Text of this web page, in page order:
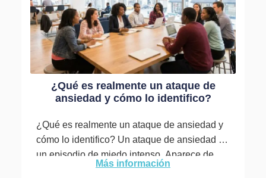
¿Qué es realmente un ataque de
ansiedad y cómo lo identifico?
¿Qué es realmente un ataque de ansiedad y
cómo lo identifico? Un ataque de ansiedad es
un episodio de miedo intenso. Aparece de
Más información